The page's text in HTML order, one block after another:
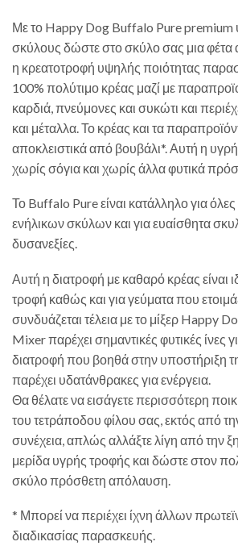
Με το Happy Dog Buffalo Pure premium
σκύλους δώστε στο σκύλο σας μια
η κρεατοτροφή υψηλής ποιότητας
100% πολύτιμο κρέας μαζί με
καρδιά, πνεύμονες και συκώτι και
και μέταλλα. Το κρέας και τα
αποκλειστικά από βουβάλι*. Αυτή η
χωρίς σόγια και χωρίς άλλα φυτικά
Το Buffalo Pure είναι κατάλληλο για όλες
ενήλικων σκύλων και για ευαίσθητα
δυσανεξίες.
Αυτή η διατροφή με καθαρό κρέας είναι
τροφή καθώς και για γεύματα που
συνδυάζεται τέλεια με το μίξερ Happy
Mixer παρέχει σημαντικές φυτικές ίνες
διατροφή που βοηθά στην υποστήριξη
παρέχει υδατάνθρακες για ενέργεια.
Θα θέλατε να εισάγετε περισσότερη
του τετράποδου φίλου σας, εκτός από
συνέχεια, απλώς αλλάξτε λίγη από την
μερίδα υγρής τροφής και δώστε στον
σκύλο πρόσθετη απόλαυση.
* Μπορεί να περιέχει ίχνη άλλων
διαδικασίας παρασκευής.